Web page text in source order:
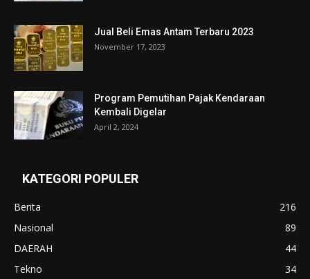
Jual Beli Emas Antam Terbaru 2023
November 17, 2023
Program Pemutihan Pajak Kendaraan
Kembali Digelar
April 2, 2024
KATEGORI POPULER
Berita
216
Nasional
89
DAERAH
44
Tekno
34